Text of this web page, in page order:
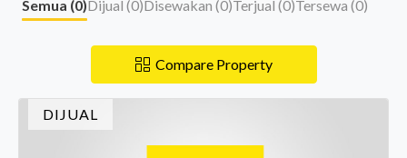
Semua (0)Dijual (0)Disewakan (0)Terjual (0)Tersewa (0)
Compare Property
DIJUAL